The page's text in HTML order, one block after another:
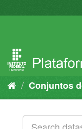
para
Conjuntos